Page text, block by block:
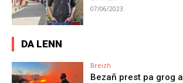
07/06/2023
DA LENN
Breizh
Bezañ prest pa grog